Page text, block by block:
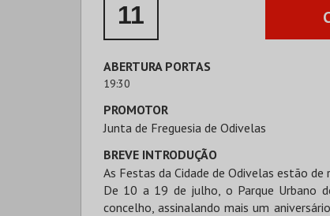
11
ABERTURA PORTAS
19:30
PROMOTOR
Junta de Freguesia de Odivelas
BREVE INTRODUÇÃO
As Festas da Cidade de Odivelas estão de
De 10 a 19 de julho, o Parque Urbano
concelho, assinalando mais um